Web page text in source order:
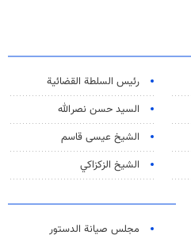
رئیس السلطة القضائیة
السيد حسن نصرالله
الشيخ عيسى قاسم
الشيخ الزكزاكي
مجلس صيانة الدستور